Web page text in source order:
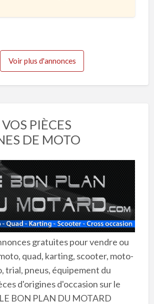
Voir plus d'annonces
PIÈCES
DE MOTO
gratuites pour vendre ou
quad, karting, scooter, moto-
trial, pneus, équipement du
d'origines d'occasion sur le
BON PLAN DU MOTARD